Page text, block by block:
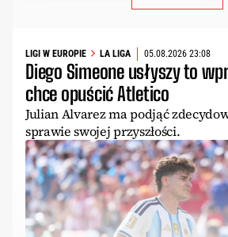
LIGI W EUROPIE LA LIGA 05.08.2026 23:08
Diego Simeone usłyszy to
chce opuścić Atletico
Julian Alvarez ma podjąć
sprawie swojej przyszłości.